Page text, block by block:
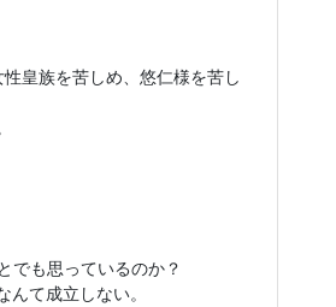
皇族を苦しめ、悠仁様を苦し
でも思っているのか？
て成立しない。